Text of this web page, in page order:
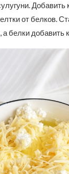
Добавить
от белков.
белки добавить к